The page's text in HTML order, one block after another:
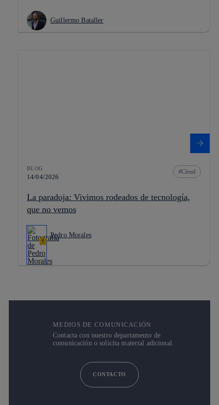
Guillermo Bataller
BLOG
14/04/2026
Cloud
La paradoja: Vivimos rodeados de tecnología,
que no vemos
Pedro Morales
MEDIOS DE COMUNICACIÓN
Contacta con nuestro departamento de
comunicación o solicita material adicional.
CONTACTO